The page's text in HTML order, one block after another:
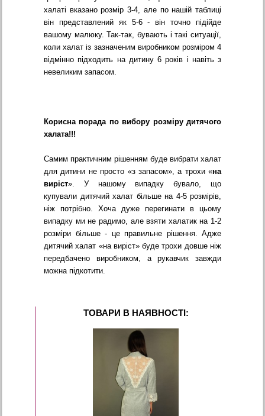
халаті вказано розмір 3-4, але по нашій таблиці
він представлений як 5-6 - він точно підійде
вашому малюку. Так-так, бувають і такі ситуації,
коли халат із зазначеним виробником розміром 4
відмінно підходить на дитину 6 років і навіть з
невеликим запасом.
Корисна порада по вибору розміру дитячого
халата!!!
Самим практичним рішенням буде вибрати халат
для дитини не просто «з запасом», а трохи «на
виріст». У нашому випадку бувало, що
купували дитячий халат більше на 4-5 розмірів,
ніж потрібно. Хоча дуже перегинати в цьому
випадку ми не радимо, але взяти халатик на 1-2
розміри більше - це правильне рішення. Адже
дитячий халат «на виріст» буде трохи довше ніж
передбачено виробником, а рукавчик завжди
можна підкотити.
ТОВАРИ В НАЯВНОСТI: